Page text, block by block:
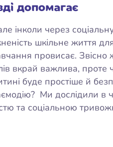
допомагає
інколи через
шкільне життя
провисає. Звісно
вкрай важлива,
буде простіше й
Ми дослідили в
та соціальною